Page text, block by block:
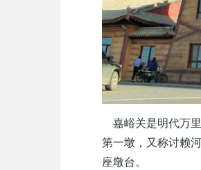
嘉峪关是明代万
第一墩，又称讨赖
座墩台。